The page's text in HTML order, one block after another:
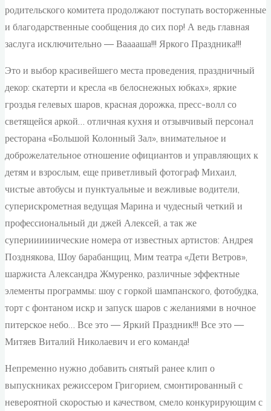
родительского комитета продолжают поступать восторженные
и благодарственные сообщения до сих пор! А ведь главная
заслуга исключительно — Вааааша!!! Яркого Праздника!!!
Это и выбор красивейшего места проведения, праздничный
декор: скатерти и кресла «в белоснежных юбках», яркие
гроздья гелевых шаров, красная дорожка, пресс-волл со
светящейся аркой… отличная кухня и отзывчивый персонал
ресторана «Большой Колонный Зал», внимательное и
доброжелательное отношение официантов и управляющих к
детям и взрослым, еще приветливый фотограф Михаил,
чистые автобусы и пунктуальные и вежливые водители,
суперискрометная ведущая Марина и чудесный четкий и
профессиональный ди джей Алексей, а так же
супериииииические номера от известных артистов: Андрея
Позднякова, Шоу барабанщиц, Мим театра «Дети Ветров»,
шаржиста Александра Жмуренко, различные эффектные
элементы программы: шоу с горкой шампанского, фотобудка,
торт с фонтаном искр и запуск шаров с желаниями в ночное
питерское небо… Все это — Яркий Праздник!!! Все это —
Митяев Виталий Николаевич и его команда!
Непременно нужно добавить снятый ранее клип о
выпускниках режиссером Григорием, смонтированный с
невероятной скоростью и качеством, смело конкурирующим с